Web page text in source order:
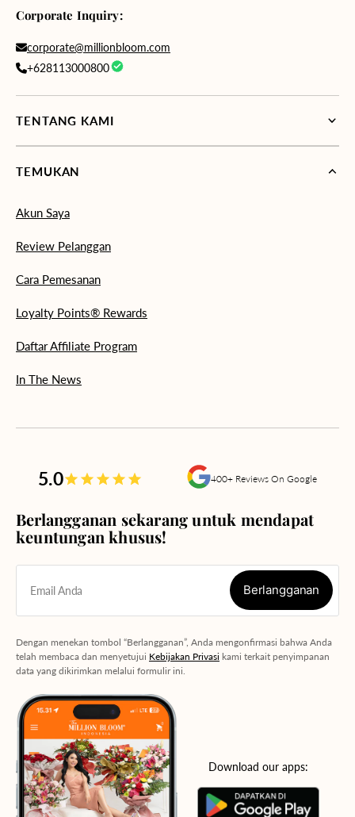
Corporate Inquiry:
corporate@millionbloom.com
+628113000800
TENTANG KAMI
TEMUKAN
Akun Saya
Review Pelanggan
Cara Pemesanan
Loyalty Points® Rewards
Daftar Affiliate Program
In The News
5.0 400+ Reviews On Google
Berlangganan sekarang untuk mendapat
keuntungan khusus!
Email Anda Berlangganan
Dengan menekan tombol “Berlangganan”, Anda mengonfirmasi bahwa Anda
telah membaca dan menyetujui Kebijakan Privasi kami terkait penyimpanan
data yang dikirimkan melalui formulir ini.
Download our apps: